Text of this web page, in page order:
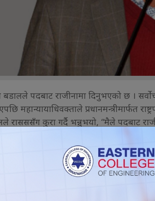
पदबाट राजीनामा दिनुभएको छ ।
महान्यायाधिवक्ताले प्रधानमन्त्रीमार्फत
रासससँग कुरा गर्दै भन्नुभयो, “मैले पदबाट
गत चैत ८ गते नियुक्त भई उहाँले तीन
नेता तथा नेपाली कांग्रेसका सभापति
परमादेश जारी गरेको थियो ।